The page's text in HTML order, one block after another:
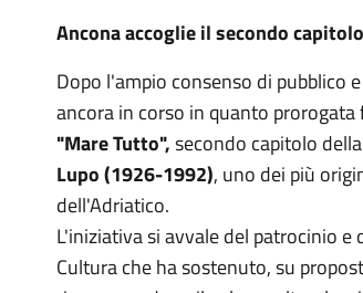
Ancona accoglie il secondo
Dopo l'ampio consenso di pubblico
ancora in corso in quanto
"Mare Tutto",secondo capitolo
Lupo (1926-1992), uno dei più
dell'Adriatico.
L'iniziativa si avvale del patrocinio e
Cultura che ha sostenuto, su